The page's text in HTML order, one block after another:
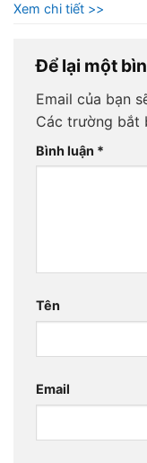
Xem chi tiết >>
Để lại một
Email của bạn
Các trường bắt
Bình luận *
Tên
Email